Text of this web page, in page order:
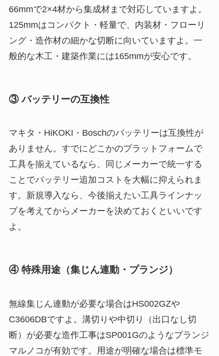
66mmで2×4材から集成材まで対応していますよ。
125mmはコンパクト・軽量で、内装材・フローリ
ング・造作材の細かな切断に向いていますよ。一
般的な木工・建築作業には165mmが安心です。
③ バッテリーの互換性
マキタ・HiKOKI・Boschのバッテリーは互換性が
ありません。すでにどこかのプラットフォームで
工具を揃えているなら、同じメーカーで統一する
ことでバッテリー追加コストを大幅に抑えられま
す。新規導入なら、今後揃えたい工具ラインナッ
プを考えてからメーカーを決めておくといいです
よ。
④ 特殊用途（集じん連動・プランジ）
無線集じん連動が必要な場合はHS002GZや
C3606DBですよ。溝切りや中切り（出口なし切
断）が必要な造作工事はSP001Gのようなプランジ
マルノコが有効です。用途が明確な場合は標準モ